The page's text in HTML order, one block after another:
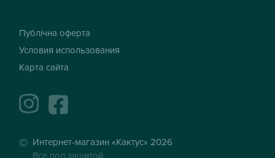
Публічна оферта
Условия использования
Карта сайта
instagramfacebook
Интернет-магазин «Кактус» 2026
Все под защитой.